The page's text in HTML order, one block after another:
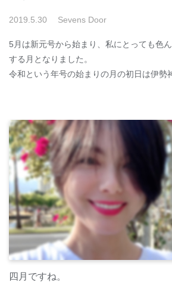
2019 5 30 Sevens Door
5月は新元号から始まり、私にとっても色
する月となりました。
令和という年号の始まりの月の初日は伊勢
四月ですね。